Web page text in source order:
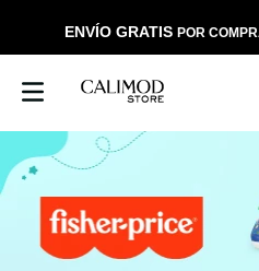
ENVÍO GRATIS POR